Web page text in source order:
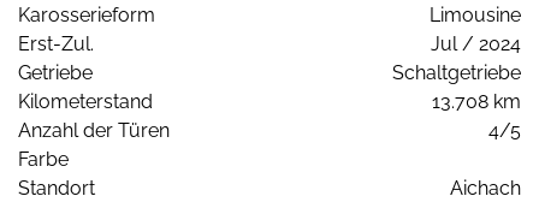
Karosserieform
Limousine
Erst-Zul.
Jul / 2024
Getriebe
Schaltgetriebe
Kilometerstand
13.708 km
Anzahl der Türen
4/5
Farbe
Standort
Aichach